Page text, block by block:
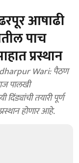
आषाढी
पाच
प्रस्थान
Wari: पैठण
पालखी
तयारी पूर्ण
होणार आहे.